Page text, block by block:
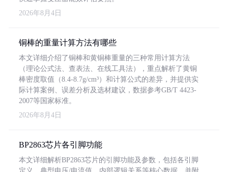
2026年8月4日
铜棒的重量计算方法有哪些
本文详细介绍了铜棒和黄铜棒重量的三种常用计算方法
（理论公式法、查表法、在线工具法），重点解析了黄铜
棒密度取值（8.4-8.7g/cm³）和计算公式的差异，并提供实
际计算案例、误差分析及选材建议，数据参考GB/T 4423-
2007等国家标准。
2026年8月4日
BP2863芯片各引脚功能
本文详细解析BP2863芯片的引脚功能及参数，包括各引脚